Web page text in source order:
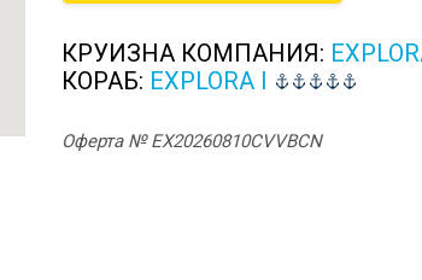
КРУИЗНА КОМПАНИЯ:
КОРАБ: EXPLORA I
Оферта № EX20260810CVVBCN